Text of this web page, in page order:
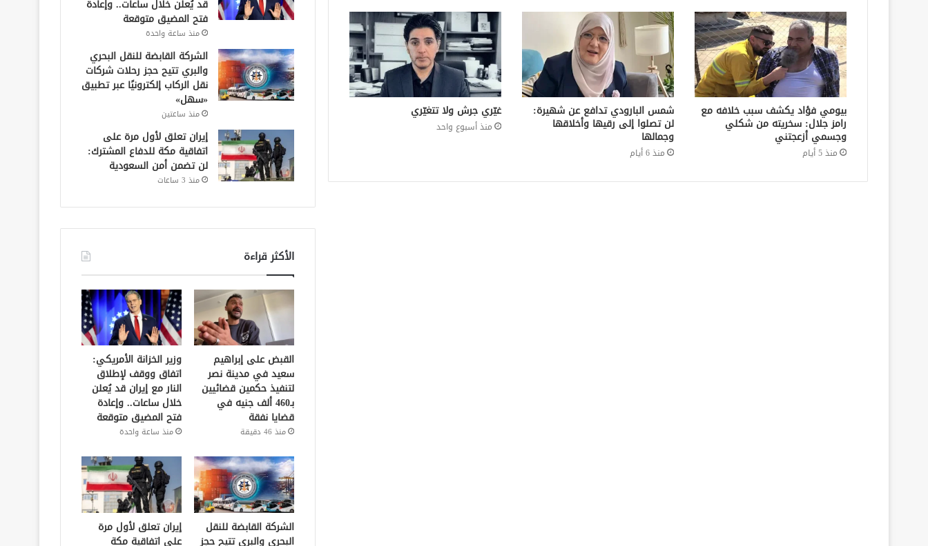
بيومي فؤاد يكشف سبب خلافه مع
رامز جلال: سخريته من شكلي
وجسمي أزعجتني
منذ 5 أيام
شمس البارودي تدافع عن شهيرة:
لن تصلوا إلى رقيها وأخلاقها
وجمالها
منذ 6 أيام
غيّري جرش ولا تتغيّري
منذ أسبوع واحد
قد يُعلن خلال ساعات.. وإعادة
فتح المضيق متوقعة
منذ ساعة واحدة
الشركة القابضة للنقل البحري
والبري تتيح حجز رحلات شركات
نقل الركاب إلكترونيًا عبر تطبيق
«سهل»
منذ ساعتين
إيران تعلق لأول مرة على
اتفاقية مكة للدفاع المشترك:
لن تضمن أمن السعودية
منذ 3 ساعات
الأكثر قراءة
القبض على إبراهيم
سعيد في مدينة نصر
لتنفيذ حكمين قضائيين
بـ460 ألف جنيه في
قضايا نفقة
منذ 46 دقيقة
وزير الخزانة الأمريكي:
اتفاق ووقف لإطلاق
النار مع إيران قد يُعلن
خلال ساعات.. وإعادة
فتح المضيق متوقعة
منذ ساعة واحدة
الشركة القابضة للنقل
البحري والبري تتيح حجز
إيران تعلق لأول مرة
على اتفاقية مكة